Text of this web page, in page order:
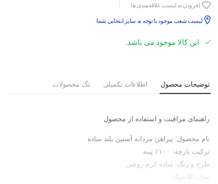
افزودن به لیست علاقه‌مندی ها
لیست شعب موجود با توجه به سایز انتخابی شما
این کالا موجود می باشد.
توضیحات محصول اطلاعات تکمیلی تگ محصولات
راهنمای مراقبت و استفاده از محصول
نام محصول: پیراهن مردانه آستین بلند ساده
ترکیب پارچه:
طرح و رنگ: ساده کرم روشن
مدل
کلاسیک